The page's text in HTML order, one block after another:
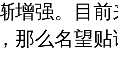
增强。目
那么名望